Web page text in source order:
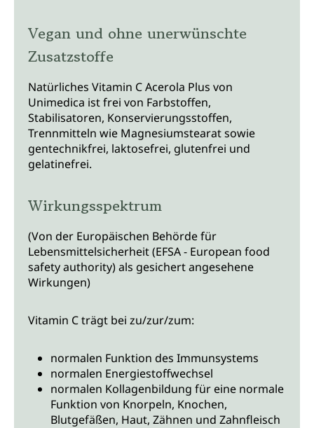
Vegan und ohne unerwünschte
Zusatzstoffe
Natürliches Vitamin C Acerola Plus von
Unimedica ist frei von Farbstoffen,
Stabilisatoren, Konservierungsstoffen,
Trennmitteln wie Magnesiumstearat sowie
gentechnikfrei, laktosefrei, glutenfrei und
gelatinefrei.
Wirkungsspektrum
(Von der Europäischen Behörde für
Lebensmittelsicherheit (EFSA - European food
safety authority) als gesichert angesehene
Wirkungen)
Vitamin C trägt bei zu/zur/zum:
normalen Funktion des Immunsystems
normalen Energiestoffwechsel
normalen Kollagenbildung für eine normale
Funktion von Knorpeln, Knochen,
Blutgefäßen, Haut, Zähnen und Zahnfleisch